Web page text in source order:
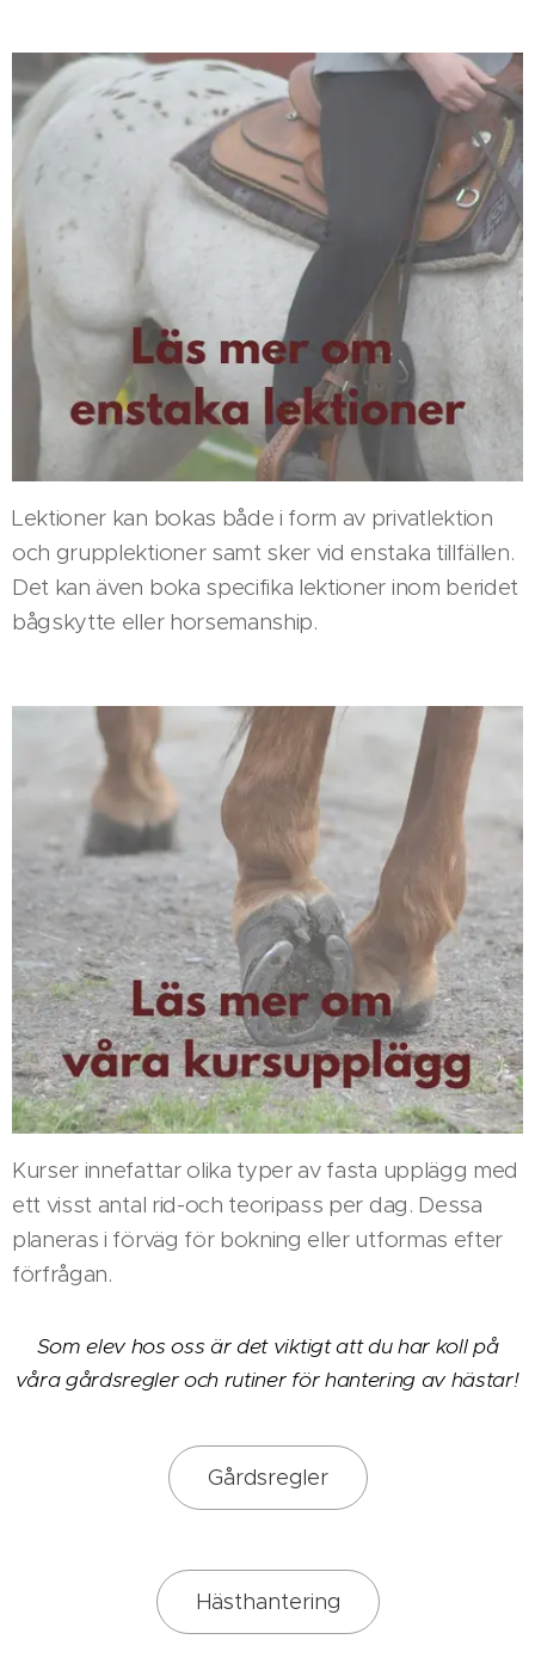
Lektioner kan bokas både i form av privatlektion
och grupplektioner samt sker vid enstaka tillfällen.
Det kan även boka specifika lektioner inom beridet
bågskytte eller horsemanship.
Kurser innefattar olika typer av fasta upplägg med
ett visst antal rid-och teoripass per dag. Dessa
planeras i förväg för bokning eller utformas efter
förfrågan.
Som elev hos oss är det viktigt att du har koll på
våra gårdsregler och rutiner för hantering av hästar!
Gårdsregler
Hästhantering